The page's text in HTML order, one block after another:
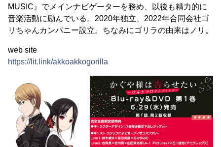
MUSIC』でメインナビゲーターを務め、以後も精力的に
音楽活動に励んでいる。2020年独立、2022年合同会社ゴ
リちゃんカンパニー設立。ちなみにゴリラの由来はノリ。
web site
https://lit.link/akkoakkogorilla